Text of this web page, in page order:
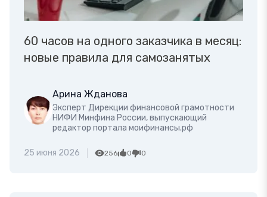
60 часов на одного заказчика в месяц:
новые правила для самозанятых
Арина Жданова
Эксперт Дирекции финансовой грамотности
НИФИ Минфина России, выпускающий
редактор портала моифинансы.рф
25 июня 2026 256 0 0